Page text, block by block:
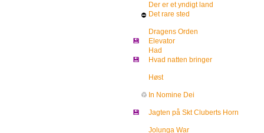
Der er et yndigt land
⛔ Det rare sted
Dragens Orden
💾
Elevator
Had
💾
Hvad natten bringer
Høst
♲ In Nomine Dei
💾 Jagten på Skt Cluberts Horn
Jolunga War